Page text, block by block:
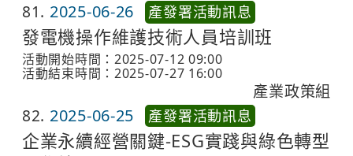
81 2025-06-26 產發署活動訊息
發電機操作維護技術人員培訓班
活動開始時間：2025-07-12 09:00
活動結束時間：2025-07-27 16:00
產業政策組
82 2025-06-25 產發署活動訊息
企業永續經營關鍵-ESG實踐與綠色轉型